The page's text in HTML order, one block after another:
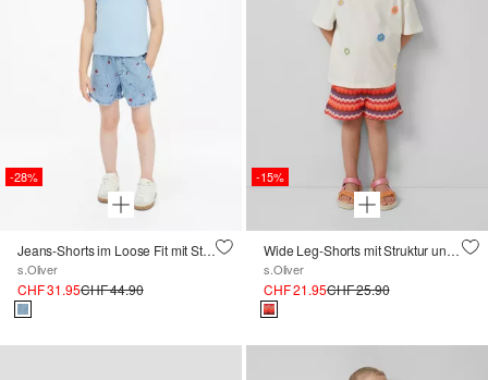
-28%
Jeans-Shorts im Loose Fit mit Stickerei
s.Oliver
CHF 31.95CHF 44.90
-15%
Wide Leg-Shorts mit Struktur und Jerseyfutter
s.Oliver
CHF 21.95CHF 25.90